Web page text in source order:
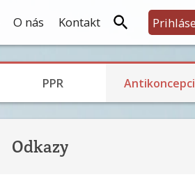
O nás Kontakt
PPR
Odkazy